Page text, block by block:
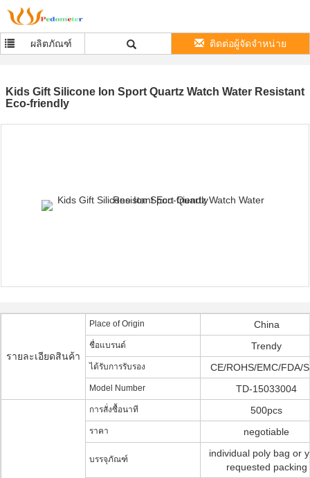
ผลิตภัณฑ์ ติดต่อผู้จัดจำหน่าย
Kids Gift Silicone Ion Sport Quartz Watch Water Resistant
Eco-friendly
รายละเอียดสินค้า
Place of Origin China
ชื่อแบรนด์ Trendy
ได้รับการรับรอง CE/ROHS/EMC/FDA/
Model Number TD-15033004
การสั่งซื้อนาที 500pcs
ราคา negotiable
บรรจุภัณฑ์
individual poly bag or
requested packing